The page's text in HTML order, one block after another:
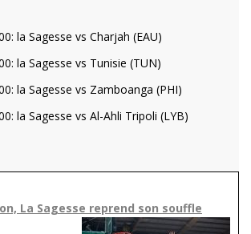
la Sagesse vs Charjah (EAU)
la Sagesse vs Tunisie (TUN)
la Sagesse vs Zamboanga (PHI)
la Sagesse vs Al-Ahli Tripoli (LYB)
La Sagesse reprend son souffle